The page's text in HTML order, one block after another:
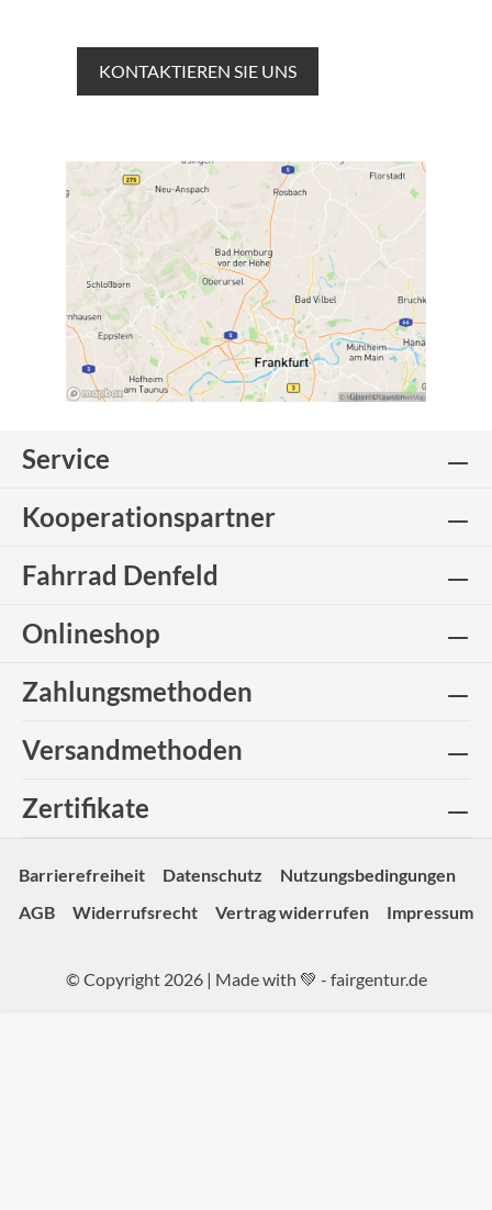
KONTAKTIEREN SIE UNS
Service
Kooperationspartner
Fahrrad Denfeld
Onlineshop
Zahlungsmethoden
Versandmethoden
Zertifikate
Barrierefreiheit Datenschutz
Nutzungsbedingungen
AGB
Widerrufsrecht Vertrag widerrufen Impressum
© Copyright 2026 | Made with 💚 - fairgentur.de